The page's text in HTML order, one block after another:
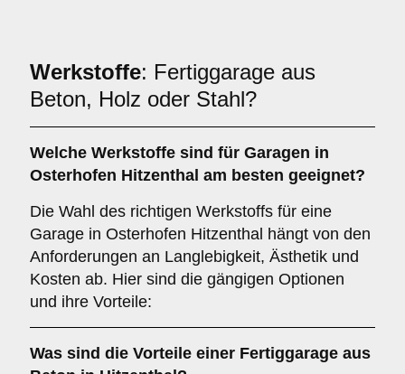
Werkstoffe: Fertiggarage aus
Beton, Holz oder Stahl?
Welche Werkstoffe sind für Garagen in
Osterhofen Hitzenthal am besten geeignet?
Die Wahl des richtigen Werkstoffs für eine
Garage in Osterhofen Hitzenthal hängt von den
Anforderungen an Langlebigkeit, Ästhetik und
Kosten ab. Hier sind die gängigen Optionen
und ihre Vorteile:
Was sind die Vorteile einer Fertiggarage aus